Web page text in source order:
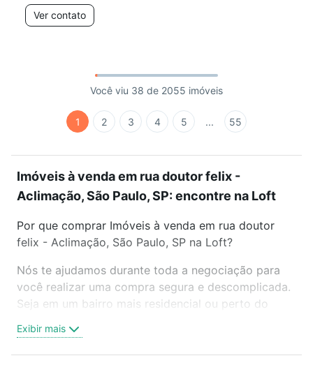
Ver contato
Você viu 38 de 2055 imóveis
1 2 3 4 5 ... 55
Imóveis à venda em rua doutor felix -
Aclimação, São Paulo, SP: encontre na Loft
Por que comprar Imóveis à venda em rua doutor
felix - Aclimação, São Paulo, SP na Loft?
Nós te ajudamos durante toda a negociação para
você realizar uma compra segura e descomplicada.
Seja em um bairro mais residencial ou perto do
oferta ideal de Imóveis à venda em rua doutor felix
- Aclimação, São Paulo, SP para conquistar seu
Exibir mais